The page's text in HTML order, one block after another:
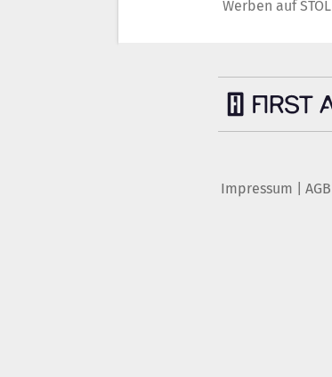
Werben auf STOL
Impressum AGB